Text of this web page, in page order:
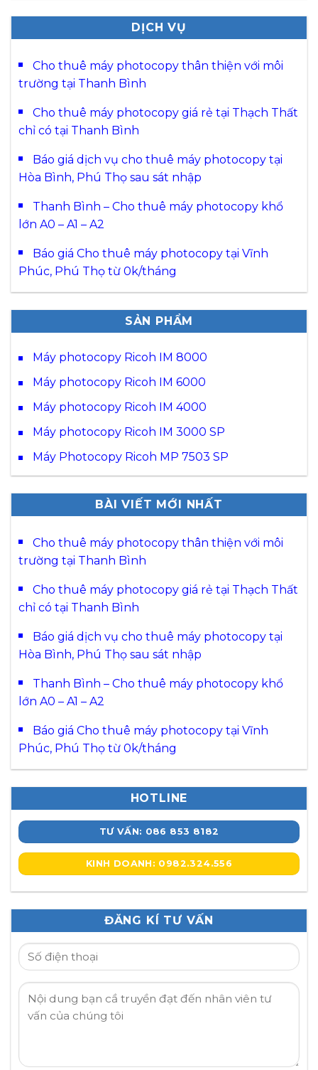
DỊCH VỤ
Cho thuê máy photocopy thân thiện với môi
trường tại Thanh Bình
Cho thuê máy photocopy giá rẻ tại Thạch Thất
chỉ có tại Thanh Bình
Báo giá dịch vụ cho thuê máy photocopy tại
Hòa Bình, Phú Thọ sau sát nhập
Thanh Bình – Cho thuê máy photocopy khổ
lớn A0 – A1 – A2
Báo giá Cho thuê máy photocopy tại Vĩnh
Phúc, Phú Thọ từ 0k/tháng
SẢN PHẨM
Máy photocopy Ricoh IM 8000
Máy photocopy Ricoh IM 6000
Máy photocopy Ricoh IM 4000
Máy photocopy Ricoh IM 3000 SP
Máy Photocopy Ricoh MP 7503 SP
BÀI VIẾT MỚI NHẤT
Cho thuê máy photocopy thân thiện với môi
trường tại Thanh Bình
Cho thuê máy photocopy giá rẻ tại Thạch Thất
chỉ có tại Thanh Bình
Báo giá dịch vụ cho thuê máy photocopy tại
Hòa Bình, Phú Thọ sau sát nhập
Thanh Bình – Cho thuê máy photocopy khổ
lớn A0 – A1 – A2
Báo giá Cho thuê máy photocopy tại Vĩnh
Phúc, Phú Thọ từ 0k/tháng
HOTLINE
TƯ VẤN: 086 853 8182
KINH DOANH: 0982.324.556
ĐĂNG KÍ TƯ VẤN